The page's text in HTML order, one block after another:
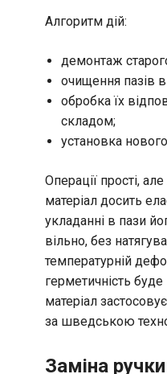
Алгоритм дій:
демонтаж
очищення пазів
обробка їх
складом;
установка
Операції прості,
матеріал досить
укладанні в пази
вільно, без
температурній
герметичність
матеріал
за шведською
Заміна ручки